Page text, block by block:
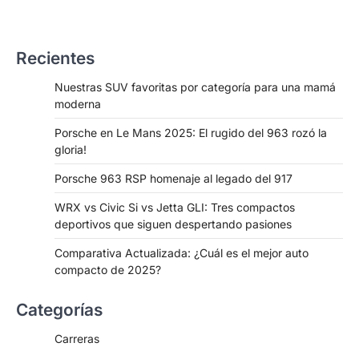
Recientes
Nuestras SUV favoritas por categoría para una mamá
moderna
Porsche en Le Mans 2025: El rugido del 963 rozó la
gloria!
Porsche 963 RSP homenaje al legado del 917
WRX vs Civic Si vs Jetta GLI: Tres compactos
deportivos que siguen despertando pasiones
Comparativa Actualizada: ¿Cuál es el mejor auto
compacto de 2025?
Categorías
Carreras